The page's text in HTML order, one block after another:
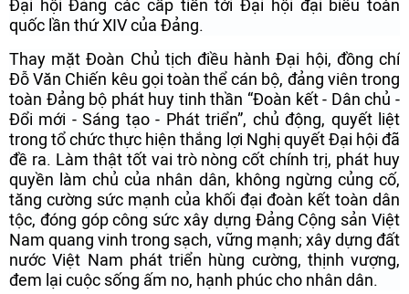
Đại hội Đảng các cấp tiến tới Đại hội đại biểu toàn
quốc lần thứ XIV của Đảng.
Thay mặt Đoàn Chủ tịch điều hành Đại hội, đồng chí
Đỗ Văn Chiến kêu gọi toàn thể cán bộ, đảng viên trong
toàn Đảng bộ phát huy tinh thần “Đoàn kết - Dân chủ -
Đổi mới - Sáng tạo - Phát triển”, chủ động, quyết liệt
trong tổ chức thực hiện thắng lợi Nghị quyết Đại hội đã
đề ra. Làm thật tốt vai trò nòng cốt chính trị, phát huy
quyền làm chủ của nhân dân, không ngừng củng cố,
tăng cường sức mạnh của khối đại đoàn kết toàn dân
tộc, đóng góp công sức xây dựng Đảng Cộng sản Việt
Nam quang vinh trong sạch, vững mạnh; xây dựng đất
nước Việt Nam phát triển hùng cường, thịnh vượng,
đem lại cuộc sống ấm no, hạnh phúc cho nhân dân.